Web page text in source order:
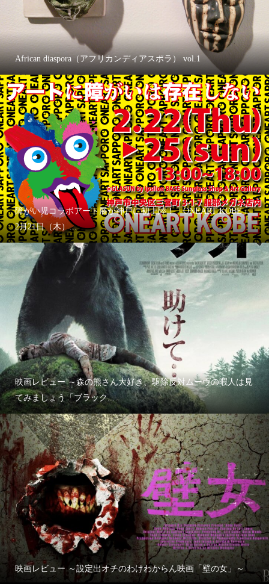
African diaspora（アフリカンディアスポラ） vol.1
障がい児コラボアート展が神戸に初上陸！「ONEART KOBE」
2月21日（木）...
映画レビュー ～森の熊さん大好き、駆除反対ムーヴの暇人は見
てみましょう「ブラック...
映画レビュー ～設定出オチのわけわからん映画「壁の女」～